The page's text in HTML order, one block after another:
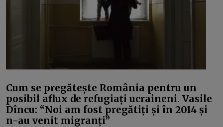
Cum se pregătește România pentru un
posibil aflux de refugiați ucraineni. Vasile
Dîncu: “Noi am fost pregătiți și în 2014 și
n-au venit migranți”